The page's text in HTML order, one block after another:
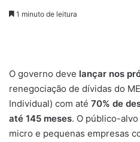
1 minuto de leitura
O governo deve lançar nos
renegociação de dívidas do
Individual) com até 70% de
até 145 meses. O público-
micro e pequenas empresas